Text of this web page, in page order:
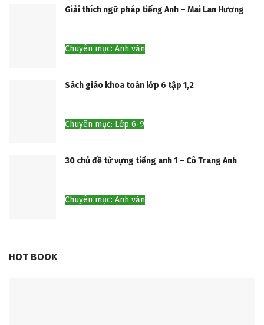
Giải thích ngữ pháp tiếng Anh – Mai Lan Hương
Chuyên mục: Anh văn
Sách giáo khoa toán lớp 6 tập 1,2
Chuyên mục: Lớp 6-9
30 chủ đề từ vựng tiếng anh 1 – Cô Trang Anh
Chuyên mục: Anh văn
HOT BOOK